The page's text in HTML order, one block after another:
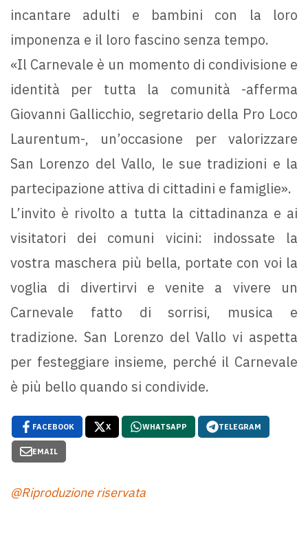
incantare adulti e bambini con la loro
imponenza e il loro fascino senza tempo.
«Il Carnevale è un momento di condivisione e
identità per tutta la comunità -afferma
Giovanni Gallicchio, segretario della Pro Loco
Laurentum-, un’occasione per valorizzare
San Lorenzo del Vallo, le sue tradizioni e la
partecipazione attiva di cittadini e famiglie».
L’invito è rivolto a tutta la cittadinanza e ai
visitatori dei comuni vicini: indossate la
vostra maschera più bella, portate con voi la
voglia di divertirvi e venite a vivere un
Carnevale fatto di sorrisi, musica e
tradizione. San Lorenzo del Vallo vi aspetta
per festeggiare insieme, perché il Carnevale
è più bello quando si condivide.
FACEBOOK X WHATSAPP TELEGRAM
EMAIL
@Riproduzione riservata